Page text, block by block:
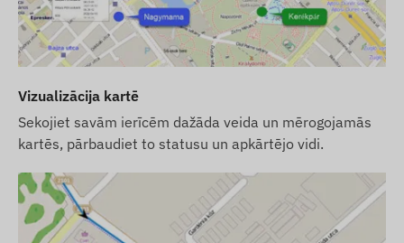
programmatūrā un gatavu darbam. Tomēr SIM
kartes iegāde, iestatīšana un uzturēšana
joprojām ir jūsu ziņā.
abonementu pērkat arī SIM karti no mums, mēs
nodosim ierīci un SIM karti gatavu darbam ar
programmatūru un paši rūpēsimies par kartes
nebūs jādara.
Programmatūras abonementa gadījumā, ja
Vizualizācija kartē
Sekojiet savām ierīcēm dažāda veida un mērogojamās
kartēs, pārbaudiet to statusu un apkārtējo vidi.